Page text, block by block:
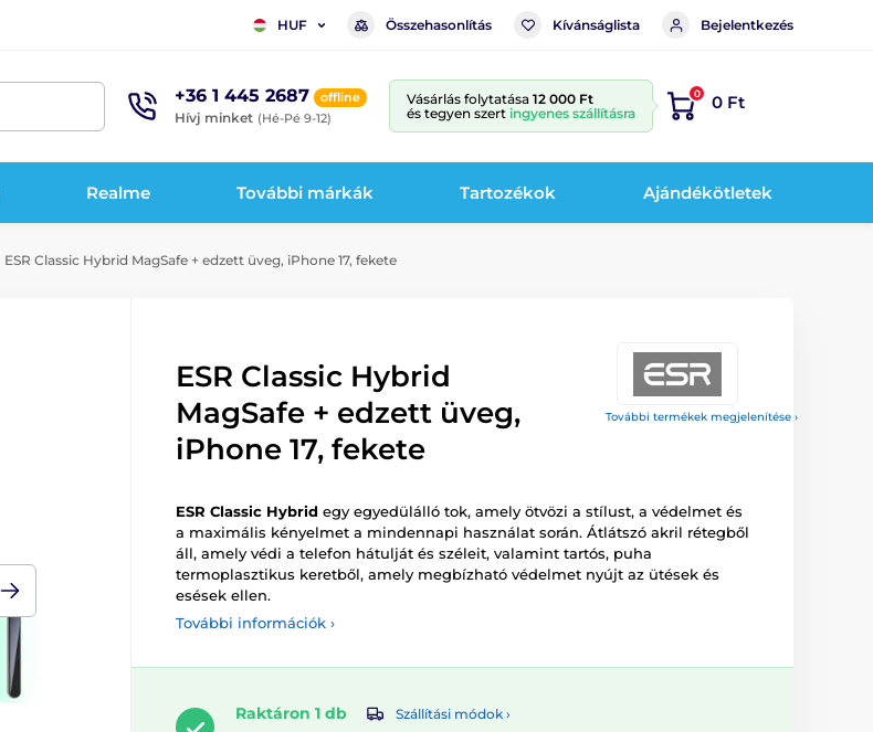
HUF Összehasonlítás Kívánságlista Bejelentkezés
+36 1 445 2687 offline
Hívj minket (Hé-Pé 9-12)
Vásárlás folytatása 12 000 Ft
és tegyen szert ingyenes szállításra
0 0 Ft
Realme További márkák Tartozékok Ajándékötletek
ESR Classic Hybrid MagSafe + edzett üveg, iPhone 17, fekete
További termékek megjelenítése ›
ESR Classic Hybrid
MagSafe + edzett üveg,
iPhone 17, fekete
ESR Classic Hybrid egy egyedülálló tok, amely ötvözi a stílust, a védelmet és
a maximális kényelmet a mindennapi használat során. Átlátszó akril rétegből
áll, amely védi a telefon hátulját és széleit, valamint tartós, puha
termoplasztikus keretből, amely megbízható védelmet nyújt az ütések és
esések ellen.
További információk ›
Raktáron 1 db
Szállítási módok ›